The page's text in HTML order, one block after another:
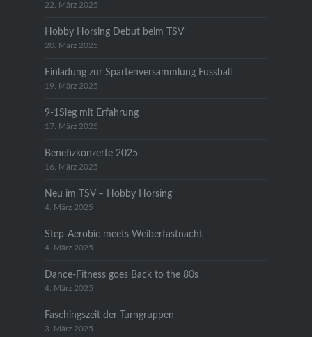
22. März 2025
Hobby Horsing Debut beim TSV
20. März 2025
Einladung zur Spartenversammlung Fussball
19. März 2025
9-1Sieg mit Erfahrung
17. März 2025
Benefizkonzerte 2025
16. März 2025
Neu im TSV – Hobby Horsing
4. März 2025
Step-Aerobic meets Weiberfastnacht
4. März 2025
Dance-Fitness goes Back to the 80s
4. März 2025
Faschingszeit der Turngruppen
3. März 2025